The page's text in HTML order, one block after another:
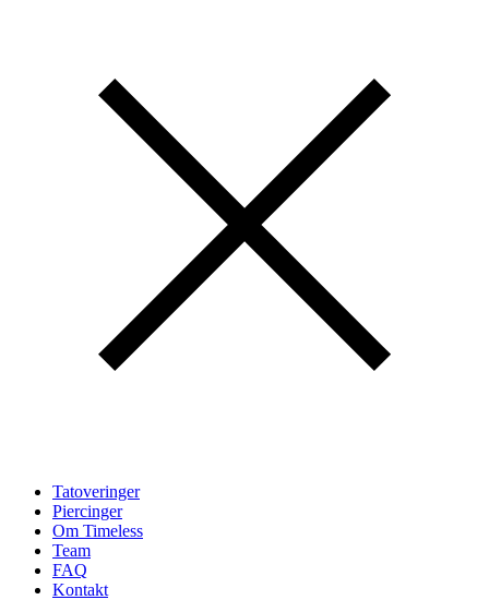
Tatoveringer
Piercinger
Om Timeless
Team
FAQ
Kontakt